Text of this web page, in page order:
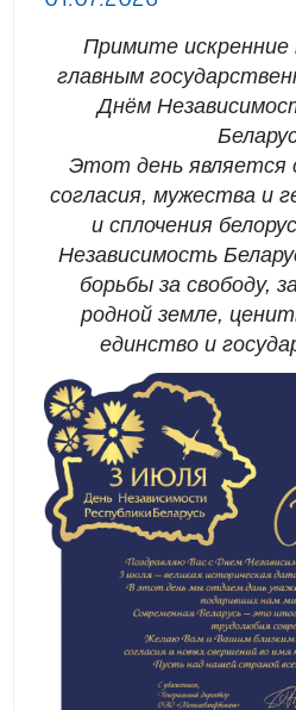
Примите искренние
главным
Днём
Этот день является
согласия, мужества и
и сплочения
Независимость
борьбы за свободу,
родной земле,
единство и